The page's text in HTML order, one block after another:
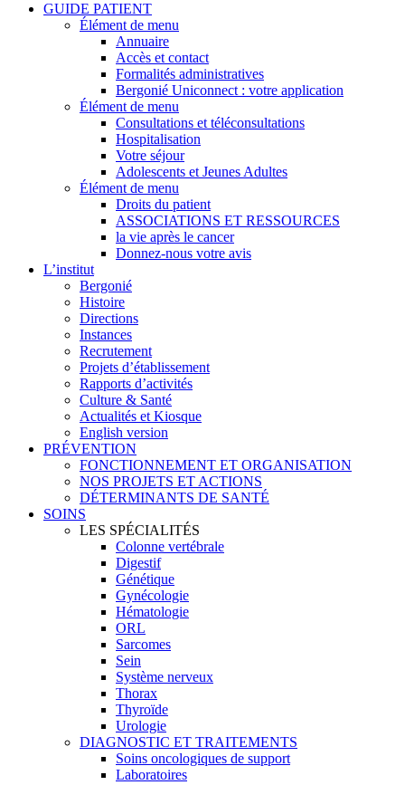
GUIDE PATIENT
Élément de menu
Annuaire
Accès et contact
Formalités administratives
Bergonié Uniconnect : votre application
Élément de menu
Consultations et téléconsultations
Hospitalisation
Votre séjour
Adolescents et Jeunes Adultes
Élément de menu
Droits du patient
ASSOCIATIONS ET RESSOURCES
la vie après le cancer
Donnez-nous votre avis
L’institut
Bergonié
Histoire
Directions
Instances
Recrutement
Projets d’établissement
Rapports d’activités
Culture & Santé
Actualités et Kiosque
English version
PRÉVENTION
FONCTIONNEMENT ET ORGANISATION
NOS PROJETS ET ACTIONS
DÉTERMINANTS DE SANTÉ
SOINS
LES SPÉCIALITÉS
Colonne vertébrale
Digestif
Génétique
Gynécologie
Hématologie
ORL
Sarcomes
Sein
Système nerveux
Thorax
Thyroïde
Urologie
DIAGNOSTIC ET TRAITEMENTS
Soins oncologiques de support
Laboratoires